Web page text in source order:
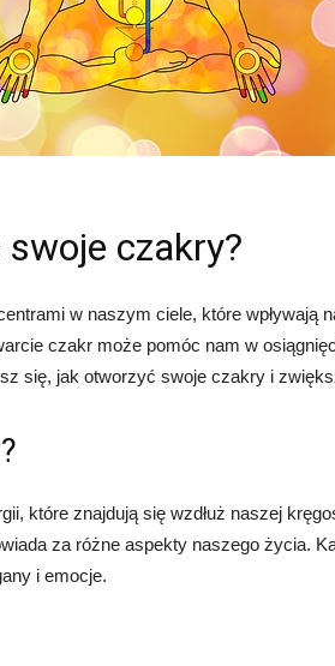
czakry?
w naszym ciele, które wpływają
czakr może pomóc nam w
się, jak otworzyć swoje czakry i
które znajdują się wzdłuż naszej
za różne aspekty naszego życia.
i emocje.